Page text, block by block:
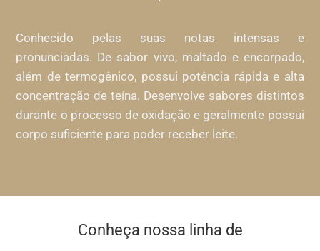
Conhecido pelas suas notas intensas e
pronunciadas. De sabor vivo, maltado e encorpado,
além de termogênico, possui potência rápida e alta
concentração de teína. Desenvolve sabores distintos
durante o processo de oxidação e geralmente possui
corpo suficiente para poder receber leite.
Conheça nossa linha de